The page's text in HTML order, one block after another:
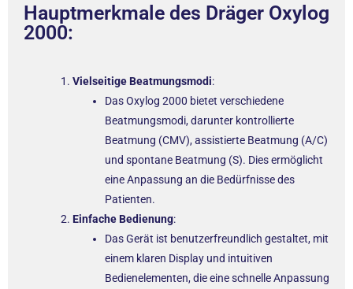
Hauptmerkmale des Dräger Oxylog
2000:
Vielseitige Beatmungsmodi:
Das Oxylog 2000 bietet verschiedene
Beatmungsmodi, darunter kontrollierte
Beatmung (CMV), assistierte Beatmung (A/C)
und spontane Beatmung (S). Dies ermöglicht
eine Anpassung an die Bedürfnisse des
Patienten.
Einfache Bedienung:
Das Gerät ist benutzerfreundlich gestaltet, mit
einem klaren Display und intuitiven
Bedienelementen, die eine schnelle Anpassung